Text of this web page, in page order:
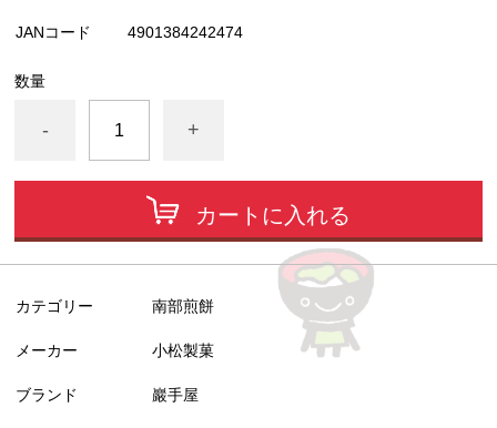
JANコード 4901384242474
数量
- +
カートに入れる
カテゴリー 南部煎餅
メーカー 小松製菓
ブランド 巖手屋